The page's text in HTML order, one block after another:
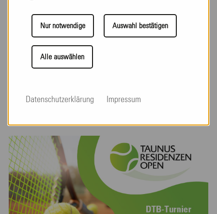
Sommerfest 2023
Nur notwendige Auswahl bestätigen
Alle auswählen
Datenschutzerklärung Impressum